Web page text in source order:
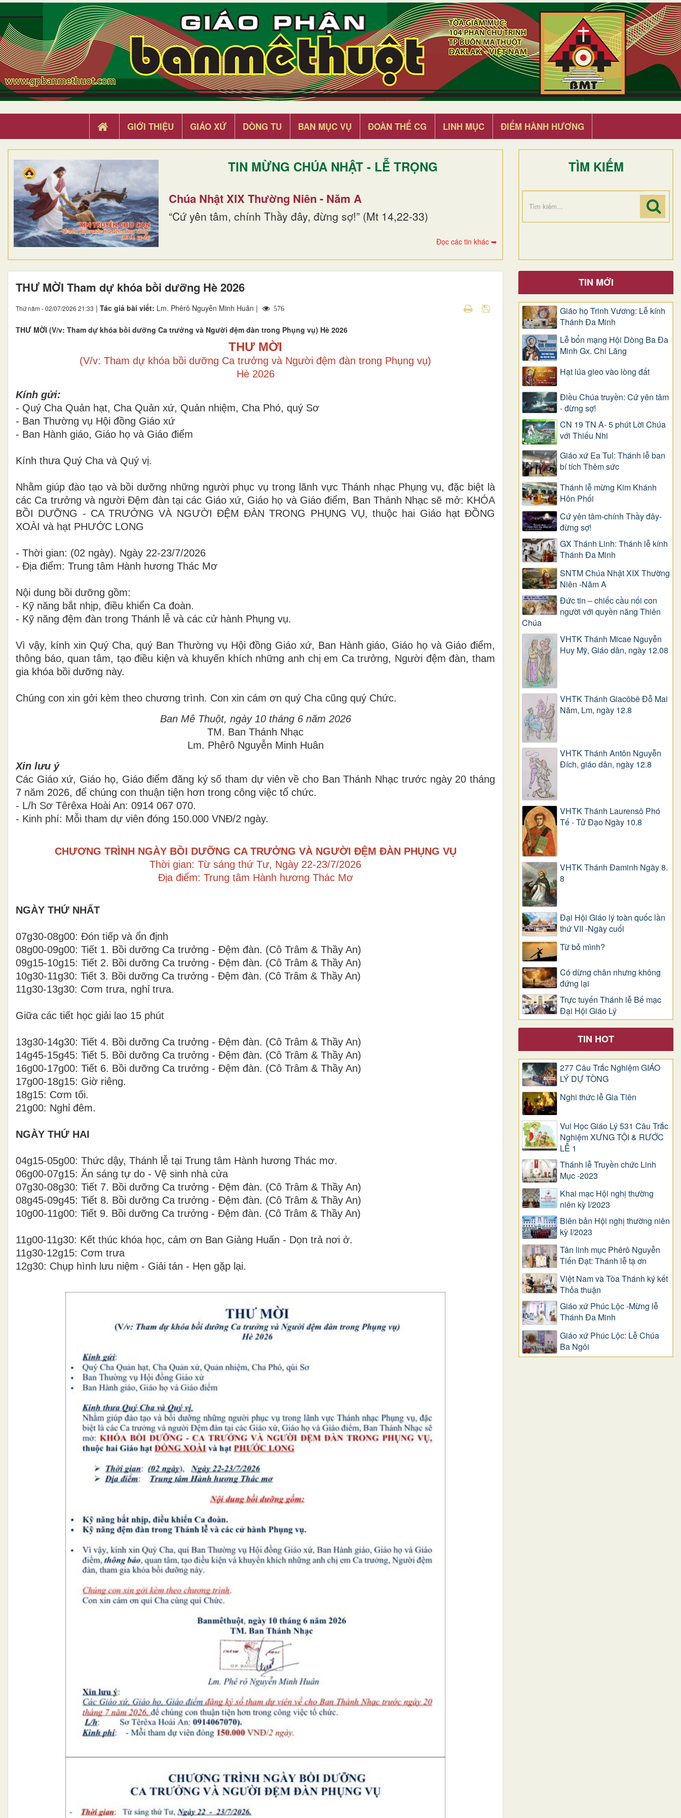
GIỚI THIỆU GIÁO XỨ DÒNG TU BAN MỤC VỤ ĐOÀN THỂ CG LINH MỤC ĐIỂM HÀNH HƯƠNG
TIN MỪNG CHÚA NHẬT - LỄ TRỌNG
Chúa Nhật XIX Thường Niên - Năm A
“Cứ yên tâm, chính Thầy đây, đừng sợ!” (Mt 14,22-33)
Đọc các tin khác ➥
TÌM KIẾM
THƯ MỜI Tham dự khóa bồi dưỡng Hè 2026
Thứ năm - 02/07/2026 21:33 | Tác giả bài viết: Lm. Phêrô Nguyễn Minh Huân | 576
THƯ MỜI (V/v: Tham dự khóa bồi dưỡng Ca trưởng và Người đệm đàn trong Phụng vụ) Hè 2026
THƯ MỜI
(V/v: Tham dự khóa bồi dưỡng Ca trưởng và Người đệm đàn trong Phụng vụ)
Hè 2026
Kính gửi:
- Quý Cha Quản hạt, Cha Quản xứ, Quản nhiệm, Cha Phó, quý Sơ
- Ban Thường vụ Hội đồng Giáo xứ
- Ban Hành giáo, Giáo họ và Giáo điểm
Kính thưa Quý Cha và Quý vị.
Nhằm giúp đào tạo và bồi dưỡng những người phục vụ trong lãnh vực Thánh nhạc Phụng vụ, đặc biệt là
các Ca trưởng và người Đệm đàn tại các Giáo xứ, Giáo họ và Giáo điểm, Ban Thánh Nhạc sẽ mở: KHÓA
BỒI DƯỠNG - CA TRƯỞNG VÀ NGƯỜI ĐỆM ĐÀN TRONG PHỤNG VỤ, thuộc hai Giáo hạt ĐỒNG
XOÀI và hạt PHƯỚC LONG
- Thời gian: (02 ngày). Ngày 22-23/7/2026
- Địa điểm: Trung tâm Hành hương Thác Mơ
Nội dung bồi dưỡng gồm:
- Kỹ năng bắt nhịp, điều khiển Ca đoàn.
- Kỹ năng đệm đàn trong Thánh lễ và các cử hành Phụng vụ.
Vì vậy, kính xin Quý Cha, quý Ban Thường vụ Hội đồng Giáo xứ, Ban Hành giáo, Giáo họ và Giáo điểm,
thông báo, quan tâm, tạo điều kiện và khuyến khích những anh chị em Ca trưởng, Người đệm đàn, tham
gia khóa bồi dưỡng này.
Chúng con xin gởi kèm theo chương trình. Con xin cám ơn quý Cha cũng quý Chức.
Ban Mê Thuột, ngày 10 tháng 6 năm 2026
TM. Ban Thánh Nhạc
Lm. Phêrô Nguyễn Minh Huân
Xin lưu ý
Các Giáo xứ, Giáo họ, Giáo điểm đăng ký số tham dự viên về cho Ban Thánh Nhạc trước ngày 20 tháng
7 năm 2026, để chúng con thuận tiện hơn trong công việc tổ chức.
- L/h Sơ Têrêxa Hoài An: 0914 067 070.
- Kinh phí: Mỗi tham dự viên đóng 150.000 VNĐ/2 ngày.
CHƯƠNG TRÌNH NGÀY BỒI DƯỠNG CA TRƯỞNG VÀ NGƯỜI ĐỆM ĐÀN PHỤNG VỤ
Thời gian: Từ sáng thứ Tư, Ngày 22-23/7/2026
Địa điểm: Trung tâm Hành hương Thác Mơ
NGÀY THỨ NHẤT
07g30-08g00: Đón tiếp và ổn định
08g00-09g00: Tiết 1. Bồi dưỡng Ca trưởng - Đệm đàn. (Cô Trâm & Thầy An)
09g15-10g15: Tiết 2. Bồi dưỡng Ca trưởng - Đệm đàn. (Cô Trâm & Thầy An)
10g30-11g30: Tiết 3. Bồi dưỡng Ca trưởng - Đệm đàn. (Cô Trâm & Thầy An)
11g30-13g30: Cơm trưa, nghỉ trưa.
Giữa các tiết học giải lao 15 phút
13g30-14g30: Tiết 4. Bồi dưỡng Ca trưởng - Đệm đàn. (Cô Trâm & Thầy An)
14g45-15g45: Tiết 5. Bồi dưỡng Ca trưởng - Đệm đàn. (Cô Trâm & Thầy An)
16g00-17g00: Tiết 6. Bồi dưỡng Ca trưởng - Đệm đàn. (Cô Trâm & Thầy An)
17g00-18g15: Giờ riêng.
18g15: Cơm tối.
21g00: Nghỉ đêm.
NGÀY THỨ HAI
04g15-05g00: Thức dậy, Thánh lễ tại Trung tâm Hành hương Thác mơ.
06g00-07g15: Ăn sáng tự do - Vệ sinh nhà cửa
07g30-08g30: Tiết 7. Bồi dưỡng Ca trưởng - Đệm đàn. (Cô Trâm & Thầy An)
08g45-09g45: Tiết 8. Bồi dưỡng Ca trưởng - Đệm đàn. (Cô Trâm & Thầy An)
10g00-11g00: Tiết 9. Bồi dưỡng Ca trưởng - Đệm đàn. (Cô Trâm & Thầy An)
11g00-11g30: Kết thúc khóa học, cảm ơn Ban Giảng Huấn - Dọn trả nơi ở.
11g30-12g15: Cơm trưa
12g30: Chụp hình lưu niệm - Giải tán - Hẹn gặp lại.
TIN MỚI
Giáo họ Trinh Vương: Lễ kính
Thánh Đa Minh
Lễ bổn mạng Hội Dòng Ba Đa
Minh Gx. Chi Lăng
Hạt lúa gieo vào lòng đất
Điều Chúa truyền: Cứ yên tâm
- đừng sợ!
CN 19 TN A- 5 phút Lời Chúa
với Thiếu Nhi
Giáo xứ Ea Tul: Thánh lễ ban
bí tích Thêm sức
Thánh lễ mừng Kim Khánh
Hôn Phối
Cứ yên tâm-chính Thầy đây-
đừng sợ!
GX Thánh Linh: Thánh lễ kính
Thánh Đa Minh
SNTM Chúa Nhật XIX Thường
Niên -Năm A
Đức tin – chiếc cầu nối con
người với quyền năng Thiên
Chúa
VHTK Thánh Micae Nguyễn
Huy Mỹ, Giáo dân, ngày 12.08
VHTK Thánh Giacôbê Ðỗ Mai
Năm, Lm, ngày 12.8
VHTK Thánh Antôn Nguyễn
Ðích, giáo dân, ngày 12.8
VHTK Thánh Laurensô Phó
Tế - Tử Đạo Ngày 10.8
VHTK Thánh Đaminh Ngày 8.
8
Đại Hội Giáo lý toàn quốc lần
thứ VII -Ngày cuối
Từ bỏ mình?
Có dừng chân nhưng không
đứng lại
Trực tuyến Thánh lễ Bế mạc
Đại Hội Giáo Lý
TIN HOT
277 Câu Trắc Nghiệm GIÁO
LÝ DỰ TÒNG
Nghi thức lễ Gia Tiên
Vui Học Giáo Lý 531 Câu Trắc
Nghiệm XƯNG TỘI & RƯỚC
LỄ 1
Thánh lễ Truyền chức Linh
Mục -2023
Khai mạc Hội nghị thường
niên kỳ I/2023
Biên bản Hội nghị thường niên
kỳ I/2023
Tân linh mục Phêrô Nguyễn
Tiến Đạt: Thánh lễ tạ ơn
Việt Nam và Tòa Thánh ký kết
Thỏa thuận
Giáo xứ Phúc Lộc -Mừng lễ
Thánh Đa Minh
Giáo xứ Phúc Lộc: Lễ Chúa
Ba Ngôi